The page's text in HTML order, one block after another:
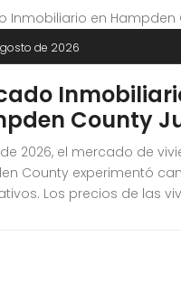
de 2026
County
de 2026, el mercado de
County experimentó
Los precios de las